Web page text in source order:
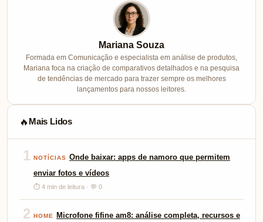
Mariana Souza
Formada em Comunicação e especialista em análise de produtos,
Mariana foca na criação de comparativos detalhados e na pesquisa
de tendências de mercado para trazer sempre os melhores
lançamentos para nossos leitores.
🔥 Mais Lidos
1 NOTÍCIAS Onde baixar: apps de namoro que permitem
enviar fotos e vídeos
⏱ 4 min de leitura · 💬 0
2 HOME
Microfone fifine am8: análise completa, recursos e